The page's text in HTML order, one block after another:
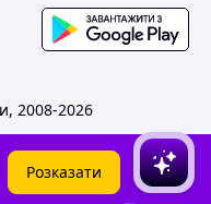
2008-2026
Розказати